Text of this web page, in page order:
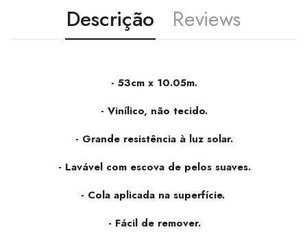
Descrição Reviews
- 53cm x 10.05m.
- Vinílico, não tecido.
- Grande resistência à luz solar.
- Lavável com escova de pelos suaves.
- Cola aplicada na superfície.
- Fácil de remover.